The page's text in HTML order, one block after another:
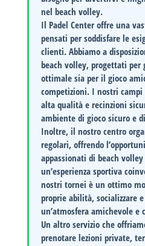
nel beach volley.
Il Padel Center offre una
pensati per soddisfare le
clienti. Abbiamo a
beach volley, progettati per
ottimale sia per il gioco
competizioni. I nostri
alta qualità e recinzioni
ambiente di gioco sicuro e
Inoltre, il nostro centro
regolari, offrendo
appassionati di beach
un’esperienza sportiva
nostri tornei è un ottimo
proprie abilità, socializzare
un’atmosfera amichevole e
Un altro servizio che
prenotare lezioni private,